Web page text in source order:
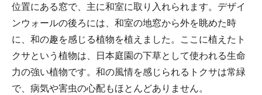
位置にある窓で、主に和室に取り入れられます。デザイ
ンウォールの後ろには、和室の地窓から外を眺めた時
に、和の趣を感じる植物を植えました。ここに植えたト
クサという植物は、日本庭園の下草として使われる生命
力の強い植物です。和の風情を感じられるトクサは常緑
で、病気や害虫の心配もほとんどありません。